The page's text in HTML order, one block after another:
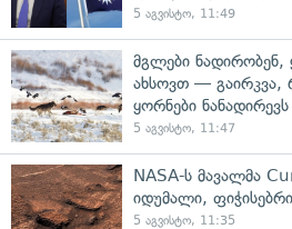
5 აგვისტო, 11:49
მგლები ნადირობენ,
ახსოვთ —
ყორნები ნანადირევს
5 აგვისტო, 11:47
NASA-ს მავალმა
იდუმალი,
5 აგვისტო, 11:35